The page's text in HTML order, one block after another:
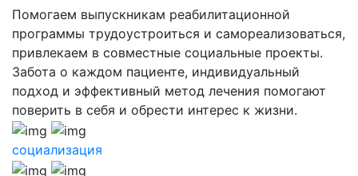
Помогаем выпускникам реабилитационной
программы трудоустроиться и самореализоваться,
привлекаем в совместные социальные проекты.
Забота о каждом пациенте, индивидуальный
подход и эффективный метод лечения помогают
поверить в себя и обрести интерес к жизни.
социализация